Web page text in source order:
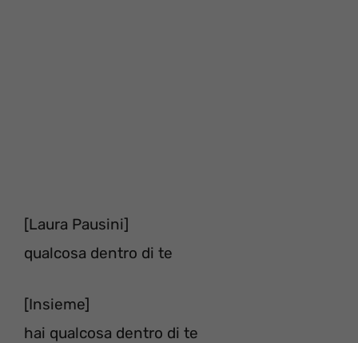
[Laura Pausini]
qualcosa dentro di te
[Insieme]
hai qualcosa dentro di te